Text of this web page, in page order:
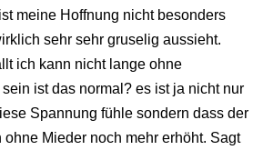
meine Hoffnung nicht besonders
sehr sehr gruselig aussieht.
ich kann nicht lange ohne
ist das normal? es ist ja nicht nur
Spannung fühle sondern dass der
ohne Mieder noch mehr erhöht. Sagt